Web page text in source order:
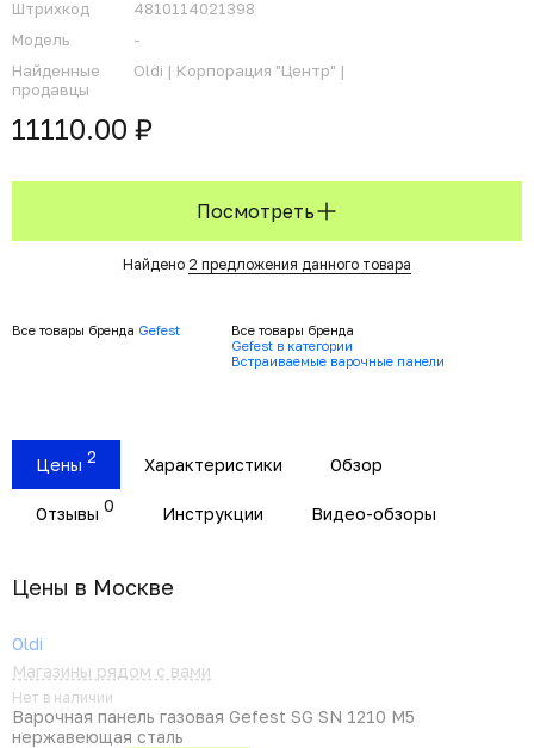
Штрихкод
4810114021398
Модель
-
Найденные
продавцы
Oldi | Корпорация "Центр" |
11110.00 ₽
Посмотреть
Найдено 2 предложения данного товара
Все товары бренда Gefest
Все товары бренда
Gefest в категории
Встраиваемые варочные панели
Цены 2 Характеристики Обзор
Отзывы 0 Инструкции Видео-обзоры
Цены в Москвe
Oldi
Магазины рядом с вами
Нет в наличии
Варочная панель газовая Gefest SG SN 1210 M5
нержавеющая сталь